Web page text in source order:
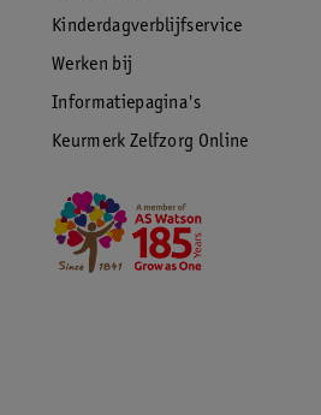
Kinderdagverblijfservice
Werken bij
Informatiepagina's
Keurmerk Zelfzorg Online